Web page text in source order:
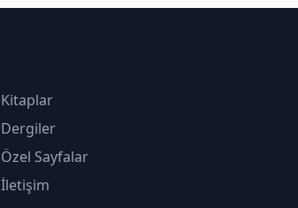
Kitaplar
Dergiler
Özel Sayfalar
İletişim